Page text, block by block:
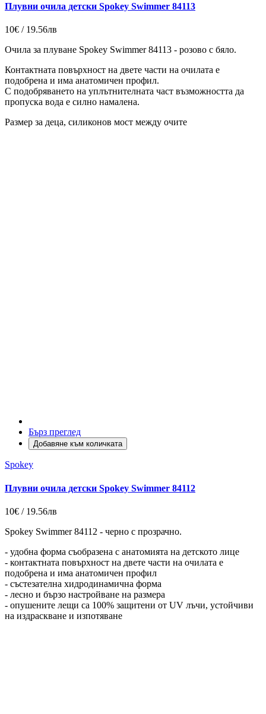
Плувни очила детски Spokey Swimmer 84113
10€ / 19.56лв
Очила за плуване Spokey Swimmer 84113 - розово с бяло.
Контактната повърхност на двете части на очилата е
подобрена и има анатомичен профил.
С подобряването на уплътнителната част възможността да
пропуска вода е силно намалена.
Размер за деца, силиконов мост между очите
Бърз преглед
Добавяне към количката
Spokey
Плувни очила детски Spokey Swimmer 84112
10€ / 19.56лв
Spokey Swimmer 84112 - черно с прозрачно.
- удобна форма съобразена с анатомията на детското лице
- контактната повърхност на двете части на очилата е
подобрена и има анатомичен профил
- състезателна хидродинамична форма
- лесно и бързо настройване на размера
- опушените лещи са 100% защитени от UV лъчи, устойчиви
на издраскване и изпотяване